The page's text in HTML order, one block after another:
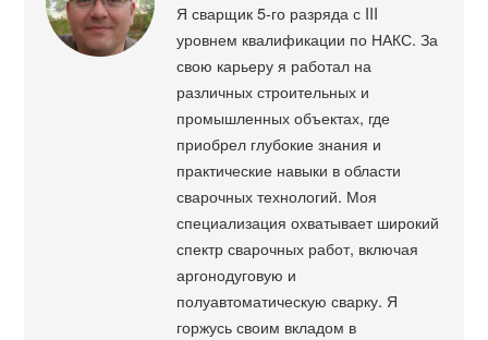
Я сварщик 5-го разряда с III
уровнем квалификации по НАКС. За
свою карьеру я работал на
различных строительных и
промышленных объектах, где
приобрел глубокие знания и
практические навыки в области
сварочных технологий. Моя
специализация охватывает широкий
спектр сварочных работ, включая
аргонодуговую и
полуавтоматическую сварку. Я
горжусь своим вкладом в